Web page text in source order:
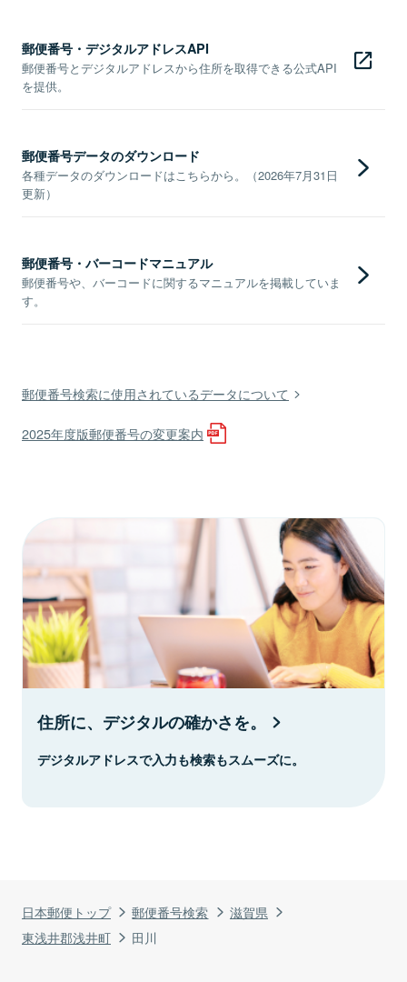
日本郵便トップ 郵便番号検索
滋賀県
東浅井郡浅井町
田川
郵便番号・デジタルアドレスAPI
郵便番号とデジタルアドレスから住所を取得できる公式API
を提供。
郵便番号データのダウンロード
各種データのダウンロードはこちらから。（2026年7月31日
更新）
郵便番号・バーコードマニュアル
郵便番号や、バーコードに関するマニュアルを掲載していま
す。
郵便番号検索に使用されているデータについて
2025年度版郵便番号の変更案内
住所に、デジタルの確かさを。
デジタルアドレスで入力も検索もスムーズに。